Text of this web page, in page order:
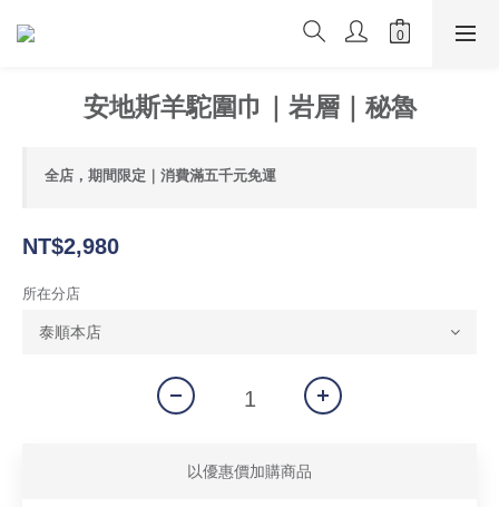
安地斯羊駝圍巾｜岩層｜秘魯
全店，期間限定｜消費滿五千元免運
NT$2,980
所在分店
以優惠價加購商品